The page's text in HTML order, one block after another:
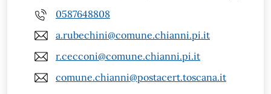
0587648808
a.rubechini@comune.chianni.pi.it
r.cecconi@comune.chianni.pi.it
comune.chianni@postacert.toscana.it